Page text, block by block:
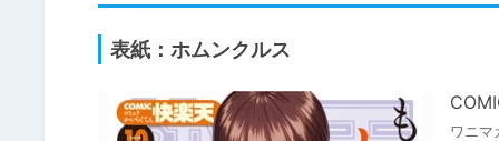
表紙：ホムンクルス
ワニマ